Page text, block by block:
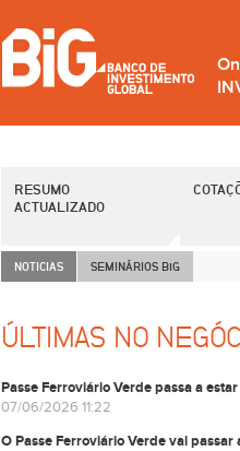
RESUMO
ACTUALIZADO
NOTICIAS SEMINÁRIOS BiG
ÚLTIMAS NO
Passe Ferroviário Verde passa a
07/06/2026 11:22
O Passe Ferroviário Verde vai